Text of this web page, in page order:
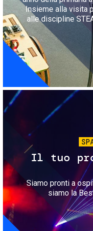
Insieme alla visita
alle discipline
Il tuo
Siamo pronti a
siamo la